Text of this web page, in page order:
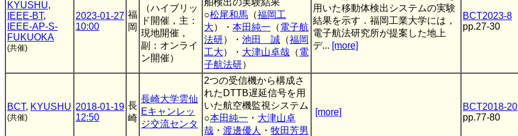
KYUSHU,
IEEE-BT,
IEEE-AP-S-
FUKUOKA
(共催)
2023-01-27
10:00
福
岡
（ハイブリッ
ド開催，主：
現地開催，
副：オンライ
ン開催）
舶検出の実験結果
○松尾和馬 （福岡工
大）・ 本田純一 （電子航
法研）・ 池田 誠 （福岡
工大）・ 大津山卓哉 （電
子航法研）
用いた移動体検出システムの実験
結果を示す．福岡工業大学には，
電子航法研究所が提案した地上
デ... [more]
BCT2023-8
pp.27-30
BCT, KYUSHU
(共催)
2018-01-19
12:50
長
崎
長崎大学雲仙
Eキャンレッ
ジ交流センタ
2つの受信機から構成さ
れたDTTB遅延信号を用
いた航空機監視システム
○本田純一 ・ 大津山卓
哉 ・ 渡邊優人 ・ 牧田芳男
[more]
BCT2018-20
pp.77-80